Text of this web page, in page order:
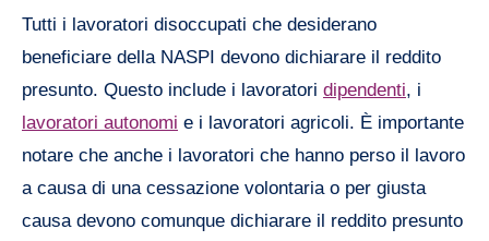
Tutti i lavoratori disoccupati che desiderano
beneficiare della NASPI devono dichiarare il reddito
presunto. Questo include i lavoratori dipendenti, i
lavoratori autonomi e i lavoratori agricoli. È importante
notare che anche i lavoratori che hanno perso il lavoro
a causa di una cessazione volontaria o per giusta
causa devono comunque dichiarare il reddito presunto